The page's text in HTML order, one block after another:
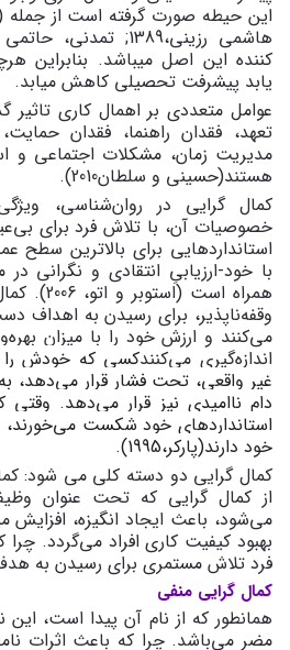
کننده این اصل میباشد. بنابراین
یابد پیشرفت تحصیلی کاهش میابد.
عوامل متعددی بر اهمال کاری تاثیر
تعهد، فقدان راهنما، فقدان
مدیریت زمان، مشکلات اجتماعی و
هستند(حسینی و سلطان2010).
کمال گرایی در روان‌شناسی،
خصوصیات آن، با تلاش فرد برای
استانداردهایی برای بالاترین
با خود-ارزیابیِ انتقادی و نگرانی در
همراه است
وقفه‌ناپذیر، برای رسیدن به اهداف
می‌کنند و ارزش خود را با میزان
اندازه‌گیری می‌کنندکسی که خودش را
غیر واقعی، تحت فشار قرار می‌دهد،
دامِ ناامیدی نیز قرار می‌دهد. وقتی
استانداردهای خود شکست می‌خورند،
خود دارند(پارکر،1995).
کمال گرایی دو دسته کلی می شود:
از کمال‌ گرایی که تحت عنوان
می‌شود، باعث ایجاد انگیزه، افزایش
بهبود کیفیت کاری افراد می‌گردد.
فرد تلاش مستمری برای رسیدن به
کمال‌ گرایی منفی
همانطور که از نام آن پیدا است، این
مضر می‌باشد. چرا که باعث اثرات